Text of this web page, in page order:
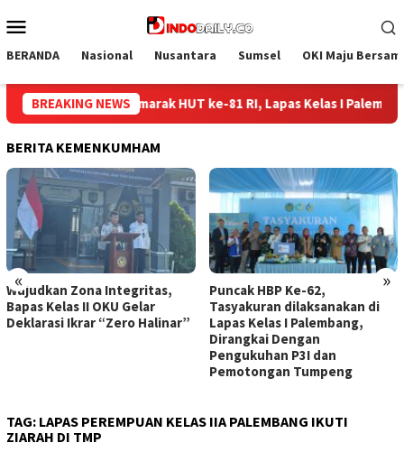
ke
Mobile
BERANDA Nasional Nusantara Sumsel OKI Maju
BREAKING NEWS
Kelas I Palembang Gelar Aksi Bersih-Bersih Lingkungan
BERITA KEMENKUMHAM
« »
Puncak HBP Ke-62,
Tasyakuran dilaksanakan di
Lapas Kelas I Palembang,
Lapas Sekayu Gandeng
Lembaga PDKP Perkuat
Pemahaman Hukum Warga
Binaan Lapas Sekayu
TAG: LAPAS PEREMPUAN KELAS IIA PALEMBANG IKUTI
ZIARAH DI TMP